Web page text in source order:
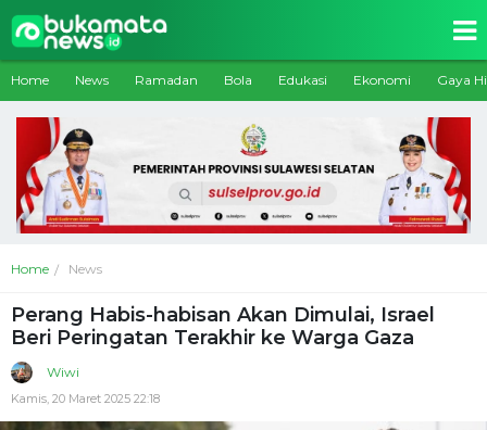
Home News Ramadan Bola Edukasi Ekonomi Gaya
Home News
Perang Habis-habisan Akan Dimulai, Israel
Beri Peringatan Terakhir ke Warga Gaza
Wiwi
Kamis, 20 Maret 2025 22:18